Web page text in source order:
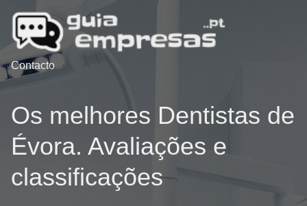
Contacto
Os melhores Dentistas de
Évora. Avaliações e
classificações